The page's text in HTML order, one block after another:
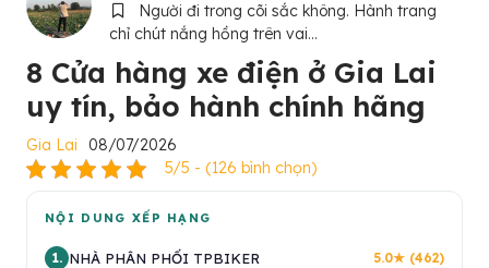
Người đi trong cõi sắc không. Hành trang
chỉ chút nắng hồng trên vai...
8 Cửa hàng xe điện ở Gia Lai
uy tín, bảo hành chính hãng
Gia Lai
08/07/2026
5/5 - (126 bình chọn)
NỘI DUNG XẾP HẠNG
1. NHÀ PHÂN PHỐI TPBIKER 5.0★ (462)